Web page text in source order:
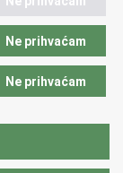
Ne prihvaćam
Ne prihvaćam